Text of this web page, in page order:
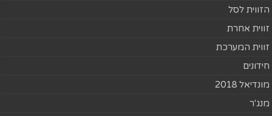
הזווית לסל
זווית אחרת
זווית המערכת
חידונים
מונדיאל 2018
מנג'ר